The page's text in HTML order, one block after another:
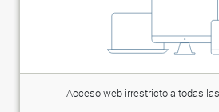
Acceso web irrestricto a todas